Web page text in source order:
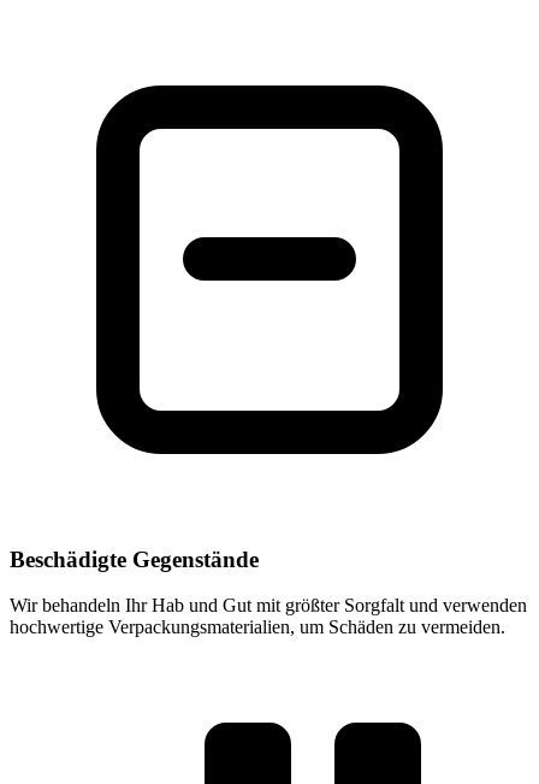
Beschädigte Gegenstände
Wir behandeln Ihr Hab und Gut mit größter Sorgfalt und verwenden
hochwertige Verpackungsmaterialien, um Schäden zu vermeiden.